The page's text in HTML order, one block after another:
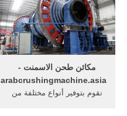
مكائن طحن الاسمنت -
arabcrushingmachine.asia
نقوم بتوفير أنواع مختلفة من